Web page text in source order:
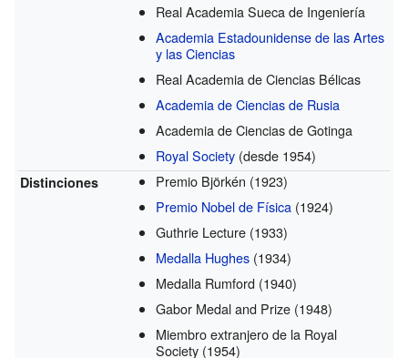
Real Academia Sueca de Ingeniería
Academia Estadounidense de las Artes
y las Ciencias
Real Academia de Ciencias Bélicas
Academia de Ciencias de Rusia
Academia de Ciencias de Gotinga
Royal Society (desde 1954)
Distinciones Premio Björkén (1923)
Premio Nobel de Física (1924)
Guthrie Lecture (1933)
Medalla Hughes (1934)
Medalla Rumford (1940)
Gabor Medal and Prize (1948)
Miembro extranjero de la Royal
Society (1954)